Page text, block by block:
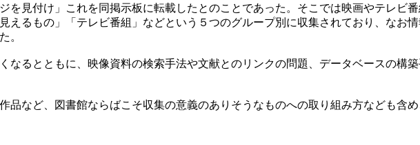
を見付け」これを同掲示板に転載したとのことであった。そこでは映画やテレビ
えるもの」「テレビ番組」などという５つのグループ別に収集されており、なお
。
るとともに、映像資料の検索手法や文献とのリンクの問題、データベースの構
など、図書館ならばこそ収集の意義のありそうなものへの取り組み方なども含め